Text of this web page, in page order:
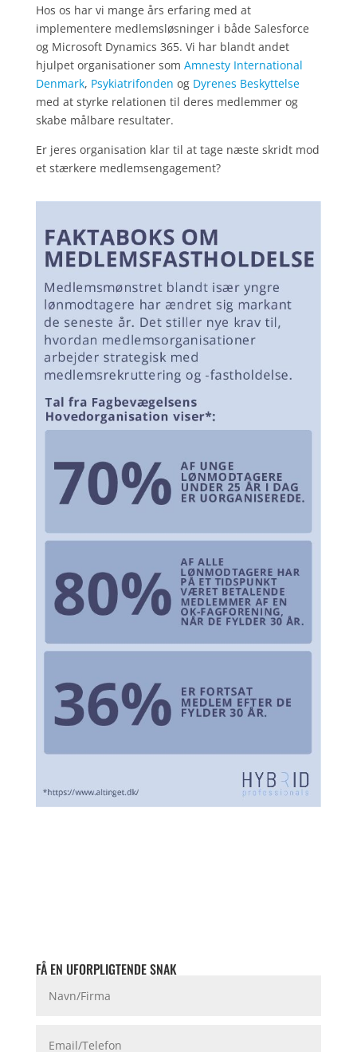
Hos os har vi mange års erfaring med at
implementere medlemsløsninger i både Salesforce
og Microsoft Dynamics 365. Vi har blandt andet
hjulpet organisationer som Amnesty International
Denmark, Psykiatrifonden og Dyrenes Beskyttelse
med at styrke relationen til deres medlemmer og
skabe målbare resultater.
Er jeres organisation klar til at tage næste skridt mod
et stærkere medlemsengagement?
FÅ EN UFORPLIGTENDE SNAK